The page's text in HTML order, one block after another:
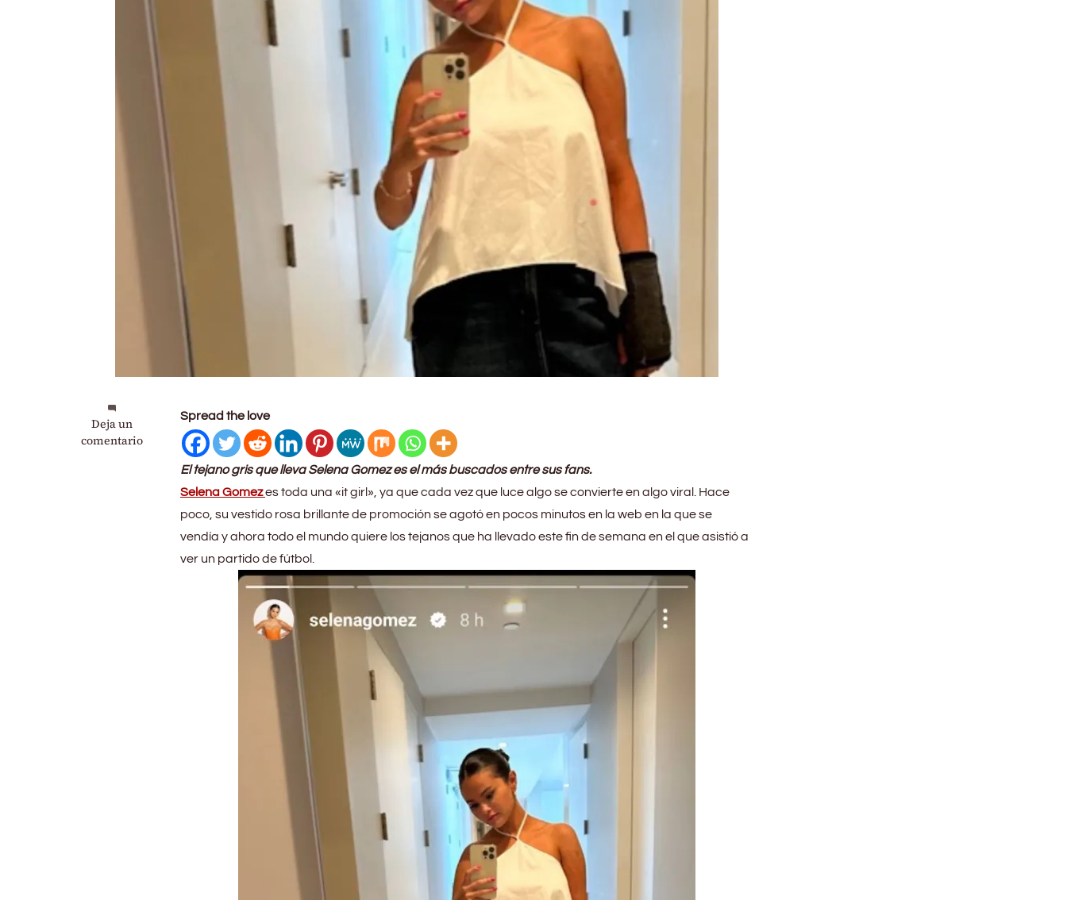
Deja un
comentario
en
Selena
Spread the love
El tejano gris que lleva Selena Gomez es el más buscados entre sus fans.
Selena Gomezes toda una «it girl», ya que cada vez que luce algo se convierte en algo viral. Hace
poco, su vestido rosa brillante de promoción se agotó en pocos minutos en la web en la que se
vendía y ahora todo el mundo quiere los tejanos que ha llevado este fin de semana en el que asistió a
ver un partido de fútbol.